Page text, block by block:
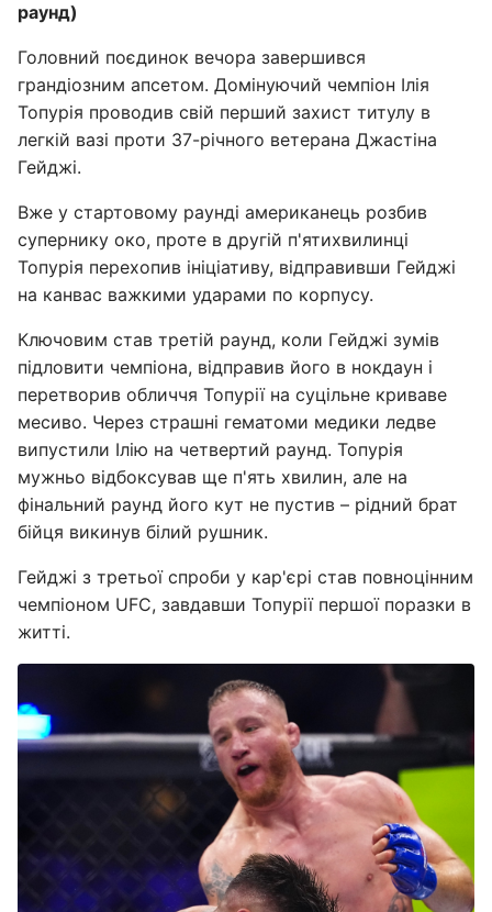
раунд)
Головний поєдинок вечора завершився
грандіозним апсетом. Домінуючий чемпіон Ілія
Топурія проводив свій перший захист титулу в
легкій вазі проти 37-річного ветерана Джастіна
Гейджі.
Вже у стартовому раунді американець розбив
супернику око, проте в другій п'ятихвилинці
Топурія перехопив ініціативу, відправивши Гейджі
на канвас важкими ударами по корпусу.
Ключовим став третій раунд, коли Гейджі зумів
підловити чемпіона, відправив його в нокдаун і
перетворив обличчя Топурії на суцільне криваве
месиво. Через страшні гематоми медики ледве
випустили Ілію на четвертий раунд. Топурія
мужньо відбоксував ще п'ять хвилин, але на
фінальний раунд його кут не пустив – рідний брат
бійця викинув білий рушник.
Гейджі з третьої спроби у кар'єрі став повноцінним
чемпіоном UFC, завдавши Топурії першої поразки в
житті.